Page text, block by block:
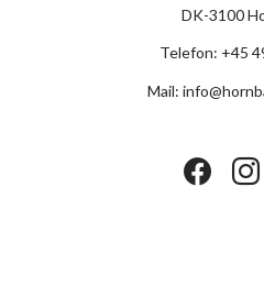
DK-3100
Telefon: +45
Mail:
facebook